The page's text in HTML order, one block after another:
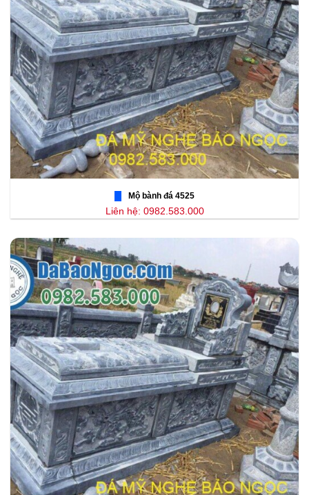
Mộ bành đá 4525
Liên hệ: 0982.583.000